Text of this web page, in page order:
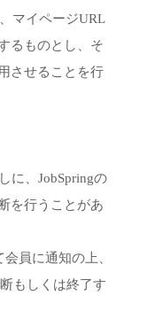
マイページURL
るものとし、そ
させることを行
に、JobSpringの
を行うことがあ
員に通知の上、
もしくは終了す